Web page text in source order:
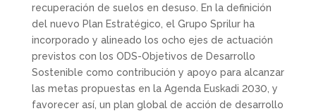
recuperación de suelos en desuso. En la definición
del nuevo Plan Estratégico, el Grupo Sprilur ha
incorporado y alineado los ocho ejes de actuación
previstos con los ODS-Objetivos de Desarrollo
Sostenible como contribución y apoyo para alcanzar
las metas propuestas en la Agenda Euskadi 2030, y
favorecer así, un plan global de acción de desarrollo